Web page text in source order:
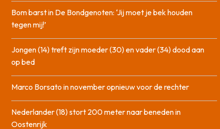
Bom barst in De Bondgenoten: ‘Jij moet je bek houden
tegen mij!’
Jongen (14) treft zijn moeder (30) en vader (34) dood aan
op bed
Marco Borsato in november opnieuw voor de rechter
Nederlander (18) stort 200 meter naar beneden in
Oostenrijk